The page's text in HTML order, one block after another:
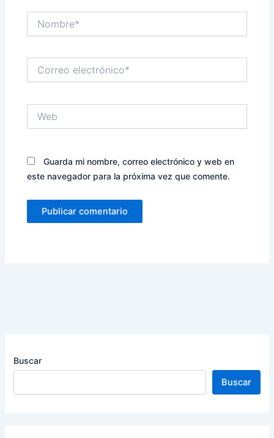
electrónico*
Guarda mi nombre, correo electrónico y web en
este navegador para la próxima vez que comente.
Buscar
Buscar